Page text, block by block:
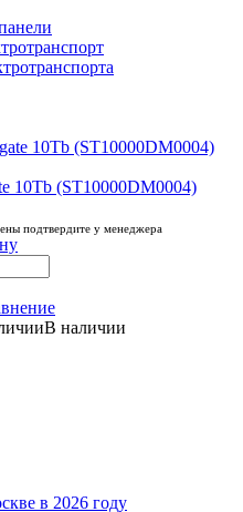
10Tb (ST10000DM0004)
подтвердите у менеджера
В наличии